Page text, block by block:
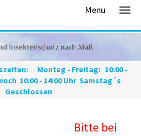
Menu
Montag - Freitag: 10:00 -
10:00 - 14:00 Uhr Samstag´s
Geschlossen
bei